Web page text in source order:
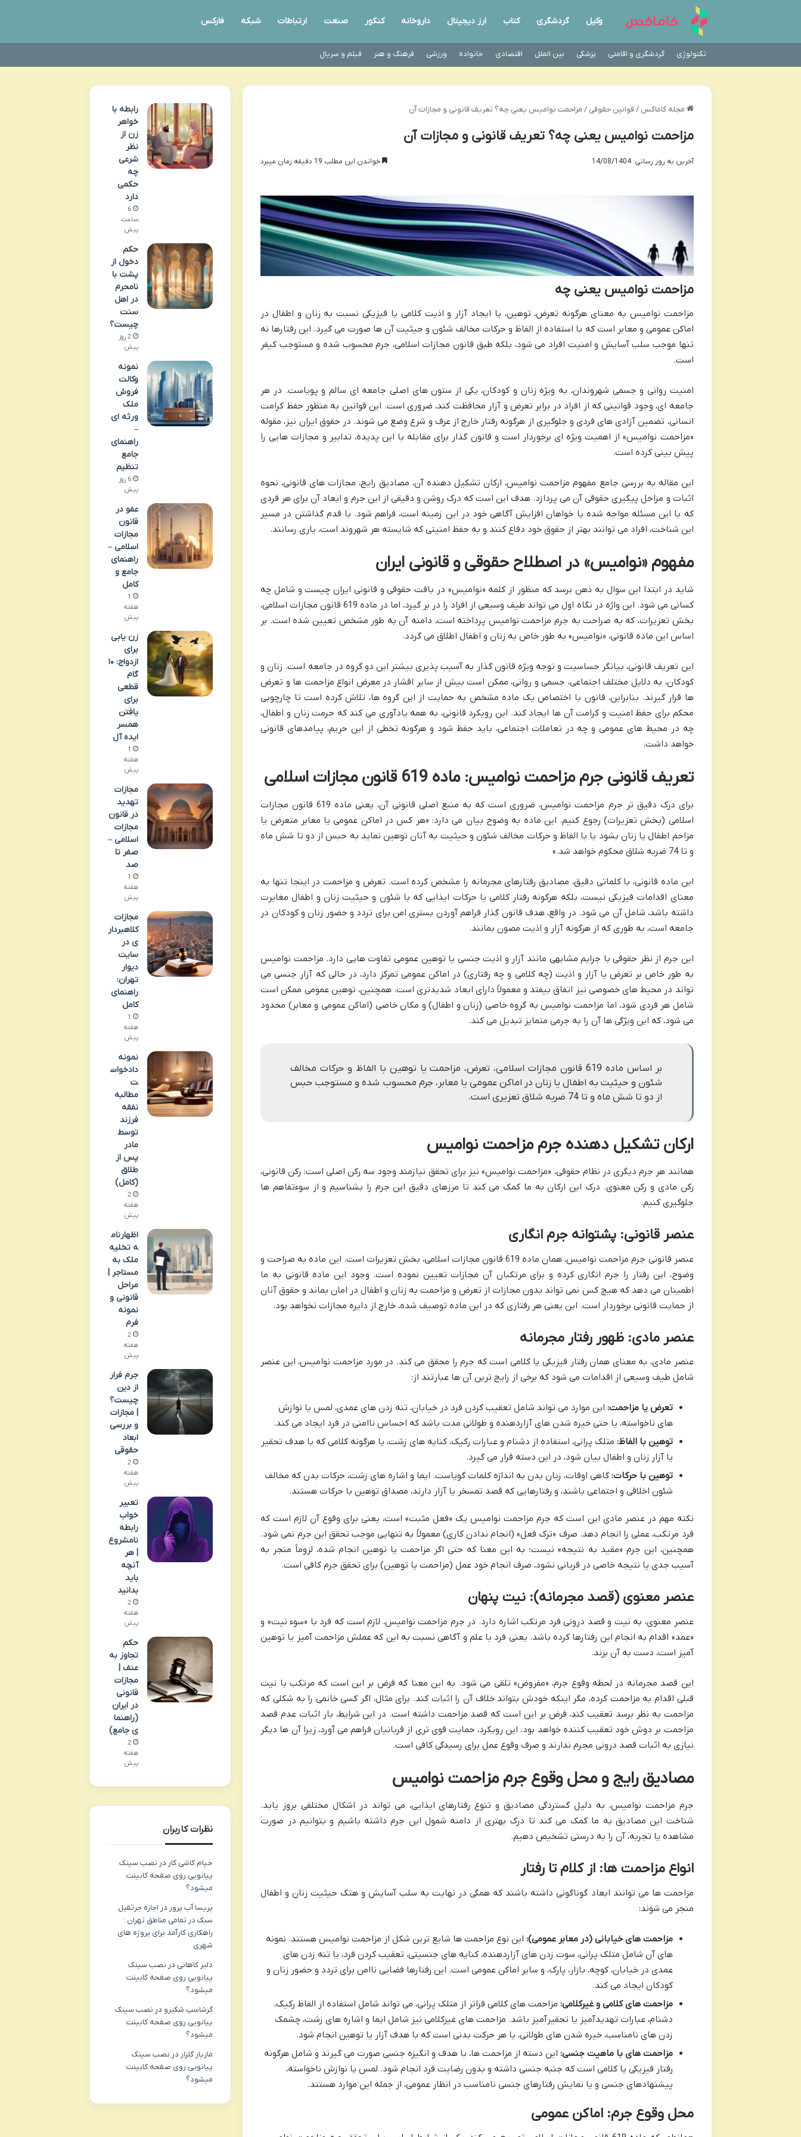
وکیل گردشگری کتاب ارز دیجیتال داروخانه کنکور صنعت ارتباطات شبکه فارکس
تکنولوژی گردشگری و اقامتی پزشکی بین الملل اقتصادی خانواده ورزشی فرهنگ و هنر فیلم و سریال
مجله کاماکس / قوانین حقوقی / مزاحمت نوامیس یعنی چه؟ تعریف قانونی و مجازات آن
مزاحمت نوامیس یعنی چه؟ تعریف قانونی و مجازات آن
آخرین به روز رسانی: 14/08/1404 خواندن این مطلب 19 دقیقه زمان میبرد
مزاحمت نوامیس یعنی چه
مزاحمت نوامیس به معنای هرگونه تعرض، توهین، یا ایجاد آزار و اذیت کلامی یا فیزیکی نسبت به زنان و اطفال در
اماکن عمومی و معابر است که با استفاده از الفاظ و حرکات مخالف شئون و حیثیت آن ها صورت می گیرد. این رفتارها نه
تنها موجب سلب آسایش و امنیت افراد می شود، بلکه طبق قانون مجازات اسلامی، جرم محسوب شده و مستوجب کیفر
است.
امنیت روانی و جسمی شهروندان، به ویژه زنان و کودکان، یکی از ستون های اصلی جامعه ای سالم و پویاست. در هر
جامعه ای، وجود قوانینی که از افراد در برابر تعرض و آزار محافظت کند، ضروری است. این قوانین به منظور حفظ کرامت
انسانی، تضمین آزادی های فردی و جلوگیری از هرگونه رفتار خارج از عرف و شرع وضع می شوند. در حقوق ایران نیز، مقوله
«مزاحمت نوامیس» از اهمیت ویژه ای برخوردار است و قانون گذار برای مقابله با این پدیده، تدابیر و مجازات هایی را
پیش بینی کرده است.
این مقاله به بررسی جامع مفهوم مزاحمت نوامیس، ارکان تشکیل دهنده آن، مصادیق رایج، مجازات های قانونی، نحوه
اثبات و مراحل پیگیری حقوقی آن می پردازد. هدف این است که درک روشن و دقیقی از این جرم و ابعاد آن برای هر فردی
که با این مسئله مواجه شده یا خواهان افزایش آگاهی خود در این زمینه است، فراهم شود. با قدم گذاشتن در مسیر
این شناخت، افراد می توانند بهتر از حقوق خود دفاع کنند و به حفظ امنیتی که شایسته هر شهروند است، یاری رسانند.
مفهوم «نوامیس» در اصطلاح حقوقی و قانونی ایران
شاید در ابتدا این سوال به ذهن برسد که منظور از کلمه «نوامیس» در بافت حقوقی و قانونی ایران چیست و شامل چه
کسانی می شود. این واژه در نگاه اول می تواند طیف وسیعی از افراد را در بر گیرد، اما در ماده 619 قانون مجازات اسلامی،
بخش تعزیرات، که به صراحت به جرم مزاحمت نوامیس پرداخته است، دامنه آن به طور مشخص تعیین شده است. بر
اساس این ماده قانونی، «نوامیس» به طور خاص به زنان و اطفال اطلاق می گردد.
این تعریف قانونی، بیانگر حساسیت و توجه ویژه قانون گذار به آسیب پذیری بیشتر این دو گروه در جامعه است. زنان و
کودکان، به دلایل مختلف اجتماعی، جسمی و روانی، ممکن است بیش از سایر اقشار در معرض انواع مزاحمت ها و تعرض
ها قرار گیرند. بنابراین، قانون با اختصاص یک ماده مشخص به حمایت از این گروه ها، تلاش کرده است تا چارچوبی
محکم برای حفظ امنیت و کرامت آن ها ایجاد کند. این رویکرد قانونی، به همه یادآوری می کند که حرمت زنان و اطفال،
چه در محیط های عمومی و چه در تعاملات اجتماعی، باید حفظ شود و هرگونه تخطی از این حریم، پیامدهای قانونی
خواهد داشت.
تعریف قانونی جرم مزاحمت نوامیس: ماده 619 قانون مجازات اسلامی
برای درک دقیق تر جرم مزاحمت نوامیس، ضروری است که به منبع اصلی قانونی آن، یعنی ماده 619 قانون مجازات
اسلامی (بخش تعزیرات) رجوع کنیم. این ماده به وضوح بیان می دارد: «هر کس در اماکن عمومی یا معابر متعرض یا
مزاحم اطفال یا زنان بشود یا با الفاظ و حرکات مخالف شئون و حیثیت به آنان توهین نماید به حبس از دو تا شش ماه
و تا 74 ضربه شلاق محکوم خواهد شد.»
این ماده قانونی، با کلماتی دقیق، مصادیق رفتارهای مجرمانه را مشخص کرده است. تعرض و مزاحمت در اینجا تنها به
معنای اقدامات فیزیکی نیست، بلکه هرگونه رفتار کلامی یا حرکات ایذایی که با شئون و حیثیت زنان و اطفال مغایرت
داشته باشد، شامل آن می شود. در واقع، هدف قانون گذار فراهم آوردن بستری امن برای تردد و حضور زنان و کودکان در
جامعه است، به طوری که از هرگونه آزار و اذیت مصون بمانند.
این جرم از نظر حقوقی با جرایم مشابهی مانند آزار و اذیت جنسی یا توهین عمومی تفاوت هایی دارد. مزاحمت نوامیس
به طور خاص بر تعرض یا آزار و اذیت (چه کلامی و چه رفتاری) در اماکن عمومی تمرکز دارد، در حالی که آزار جنسی می
تواند در محیط های خصوصی نیز اتفاق بیفتد و معمولاً دارای ابعاد شدیدتری است. همچنین، توهین عمومی ممکن است
شامل هر فردی شود، اما مزاحمت نوامیس به گروه خاصی (زنان و اطفال) و مکان خاصی (اماکن عمومی و معابر) محدود
می شود، که این ویژگی ها آن را به جرمی متمایز تبدیل می کند.
بر اساس ماده 619 قانون مجازات اسلامی، تعرض، مزاحمت یا توهین با الفاظ و حرکات مخالف
شئون و حیثیت به اطفال یا زنان در اماکن عمومی یا معابر، جرم محسوب شده و مستوجب حبس
از دو تا شش ماه و تا 74 ضربه شلاق تعزیری است.
ارکان تشکیل دهنده جرم مزاحمت نوامیس
همانند هر جرم دیگری در نظام حقوقی، «مزاحمت نوامیس» نیز برای تحقق نیازمند وجود سه رکن اصلی است: رکن قانونی،
رکن مادی و رکن معنوی. درک این ارکان به ما کمک می کند تا مرزهای دقیق این جرم را بشناسیم و از سوءتفاهم ها
جلوگیری کنیم.
عنصر قانونی: پشتوانه جرم انگاری
عنصر قانونی جرم مزاحمت نوامیس، همان ماده 619 قانون مجازات اسلامی، بخش تعزیرات است. این ماده به صراحت و
وضوح، این رفتار را جرم انگاری کرده و برای مرتکبان آن مجازات تعیین نموده است. وجود این ماده قانونی به ما
اطمینان می دهد که هیچ کس نمی تواند بدون مجازات از تعرض و مزاحمت به زنان و اطفال در امان بماند و حقوق آنان
از حمایت قانونی برخوردار است. این یعنی هر رفتاری که در این ماده توصیف شده، خارج از دایره مجازات نخواهد بود.
عنصر مادی: ظهور رفتار مجرمانه
عنصر مادی، به معنای همان رفتار فیزیکی یا کلامی است که جرم را محقق می کند. در مورد مزاحمت نوامیس، این عنصر
شامل طیف وسیعی از اقدامات می شود که برخی از رایج ترین آن ها عبارتند از:
تعرض یا مزاحمت: این موارد می تواند شامل تعقیب کردن فرد در خیابان، تنه زدن های عمدی، لمس یا نوازش
های ناخواسته، یا حتی خیره شدن های آزاردهنده و طولانی مدت باشد که احساس ناامنی در فرد ایجاد می کند.
توهین با الفاظ: متلک پرانی، استفاده از دشنام و عبارات رکیک، کنایه های زشت، یا هرگونه کلامی که با هدف تحقیر
یا آزار زنان و اطفال بیان شود، در این دسته قرار می گیرد.
توهین با حرکات: گاهی اوقات، زبان بدن به اندازه کلمات گویاست. ایما و اشاره های زشت، حرکات بدن که مخالف
شئون اخلاقی و اجتماعی باشند، و رفتارهایی که قصد تمسخر یا آزار دارند، مصداق توهین با حرکات هستند.
نکته مهم در عنصر مادی این است که جرم مزاحمت نوامیس یک «فعل مثبت» است، یعنی برای وقوع آن لازم است که
فرد مرتکب، عملی را انجام دهد. صرف «ترک فعل» (انجام ندادن کاری) معمولاً به تنهایی موجب تحقق این جرم نمی شود.
همچنین، این جرم «مقید به نتیجه» نیست؛ به این معنا که حتی اگر مزاحمت یا توهین انجام شده، لزوماً منجر به
آسیب جدی یا نتیجه خاصی در قربانی نشود، صرف انجام خود عمل (مزاحمت یا توهین) برای تحقق جرم کافی است.
عنصر معنوی (قصد مجرمانه): نیت پنهان
عنصر معنوی، به نیت و قصد درونی فرد مرتکب اشاره دارد. در جرم مزاحمت نوامیس، لازم است که فرد با «سوء نیت» و
«عمد» اقدام به انجام این رفتارها کرده باشد. یعنی فرد با علم و آگاهی نسبت به این که عملش مزاحمت آمیز یا توهین
آمیز است، دست به آن بزند.
این قصد مجرمانه در لحظه وقوع جرم، «مفروض» تلقی می شود. به این معنا که فرض بر این است که مرتکب با نیت
قبلی اقدام به مزاحمت کرده، مگر اینکه خودش بتواند خلاف آن را اثبات کند. برای مثال، اگر کسی خانمی را به شکلی که
مزاحمت به نظر برسد تعقیب کند، فرض بر این است که قصد مزاحمت داشته است. در این شرایط، بار اثبات عدم قصد
مزاحمت بر دوش خود تعقیب کننده خواهد بود. این رویکرد، حمایت قوی تری از قربانیان فراهم می آورد، زیرا آن ها دیگر
نیازی به اثبات قصد درونی مجرم ندارند و صرف وقوع عمل برای رسیدگی کافی است.
مصادیق رایج و محل وقوع جرم مزاحمت نوامیس
جرم مزاحمت نوامیس، به دلیل گستردگی مصادیق و تنوع رفتارهای ایذایی، می تواند در اشکال مختلفی بروز یابد.
شناخت این مصادیق به ما کمک می کند تا درک بهتری از دامنه شمول این جرم داشته باشیم و بتوانیم در صورت
مشاهده یا تجربه، آن را به درستی تشخیص دهیم.
انواع مزاحمت ها: از کلام تا رفتار
مزاحمت ها می توانند ابعاد گوناگونی داشته باشند که همگی در نهایت به سلب آسایش و هتک حیثیت زنان و اطفال
منجر می شوند:
مزاحمت های خیابانی (در معابر عمومی): این نوع مزاحمت ها شایع ترین شکل از مزاحمت نوامیس هستند. نمونه
های آن شامل متلک پرانی، سوت زدن های آزاردهنده، کنایه های جنسیتی، تعقیب کردن فرد، یا تنه زدن های
عمدی در خیابان، کوچه، بازار، پارک، و سایر اماکن عمومی است. این رفتارها فضایی ناامن برای تردد و حضور زنان و
کودکان ایجاد می کند.
مزاحمت های کلامی و غیرکلامی: مزاحمت های کلامی فراتر از متلک پرانی، می تواند شامل استفاده از الفاظ رکیک،
دشنام، عبارات تهدیدآمیز یا تحقیرآمیز باشد. مزاحمت های غیرکلامی نیز شامل ایما و اشاره های زشت، چشمک
زدن های نامناسب، خیره شدن های طولانی، یا هر حرکت بدنی است که با هدف آزار یا توهین انجام شود.
مزاحمت های با ماهیت جنسی: این دسته از مزاحمت ها، با هدف و انگیزه جنسی صورت می گیرند و شامل هرگونه
رفتار فیزیکی یا کلامی است که جنبه جنسی داشته و بدون رضایت فرد انجام شود. لمس یا نوازش ناخواسته،
پیشنهادهای جنسی و یا نمایش رفتارهای جنسی نامناسب در انظار عمومی، از جمله این موارد هستند.
محل وقوع جرم: اماکن عمومی
رابطه با
خواهر
زن از
نظر
شرعی
چه
حکمی
دارد
6
ساعت
پیش
حکم
دخول از
پشت با
نامحرم
در اهل
سنت
چیست؟
2 روز
پیش
نمونه
وکالت
فروش
ملک
ورثه ای
–
راهنمای
جامع
تنظیم
6 روز
پیش
عفو در
قانون
مجازات
اسلامی –
راهنمای
جامع و
کامل
1
هفته
پیش
زن یابی
برای
ازدواج: ۱۰
گام
قطعی
برای
یافتن
همسر
ایده آل
1
هفته
پیش
مجازات
تهدید
در قانون
مجازات
اسلامی –
صفر تا
صد
1
هفته
پیش
مجازات
کلاهبردار
ی در
سایت
دیوار
تهران:
راهنمای
کامل
1
هفته
پیش
نمونه
دادخواس
ت
مطالبه
نفقه
فرزند
توسط
مادر
پس از
طلاق
(کامل)
2
هفته
پیش
اظهارنام
ه تخلیه
ملک به
مستاجر |
مراحل
قانونی و
نمونه
فرم
2
هفته
پیش
جرم فرار
از دین
چیست؟
| مجازات
و بررسی
ابعاد
حقوقی
2
هفته
پیش
تعبیر
خواب
رابطه
نامشروع
| هر
آنچه
باید
بدانید
2
هفته
پیش
حکم
تجاوز به
عنف |
مجازات
قانونی
در ایران
(راهنما
ی جامع)
2
هفته
پیش
نظرات کاربران
خیام کاشی کار در نصب سینک
پیانویی روی صفحه کابینت
میشود؟
پریسا آب پرور در اجاره جرثقیل
سبک در تمامی مناطق تهران :
راهکاری کارآمد برای پروژه های
شهری
دلبر کاهانی در نصب سینک
پیانویی روی صفحه کابینت
میشود؟
گرشاسپ شکیرو در نصب سینک
پیانویی روی صفحه کابینت
میشود؟
مازیار گلزار در نصب سینک
پیانویی روی صفحه کابینت
میشود؟